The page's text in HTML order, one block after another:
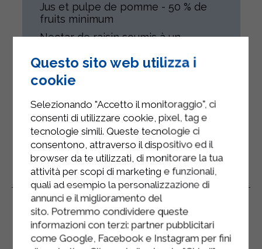
Jus et pulpe de pomme - 50 % de
fruits minimum
Nectar de raisin soumis à un
conditionné selon de strictes
normes d’asepsie.
réserve de leur état de santé.
Produits Connexes
Questo sito web utilizza i
cookie
Selezionando "Accetto il monitoraggio", ci
consenti di utilizzare cookie, pixel, tag e
tecnologie simili. Queste tecnologie ci
consentono, attraverso il dispositivo ed il
browser da te utilizzati, di monitorare la tua
attività per scopi di marketing e funzionali,
quali ad esempio la personalizzazione di
annunci e il miglioramento del
sito. Potremmo condividere queste
informazioni con terzi: partner pubblicitari
come Google, Facebook e Instagram per fini